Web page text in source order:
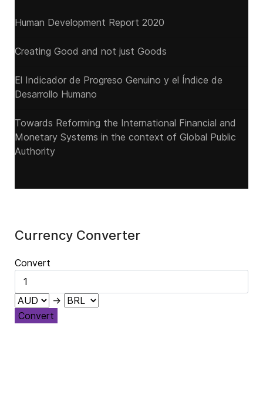
Human Development Report 2020
Creating Good and not just Goods
El Indicador de Progreso Genuino y el Índice de
Desarrollo Humano
Towards Reforming the International Financial and
Monetary Systems in the context of Global Public
Authority
Currency Converter
Convert
→
Convert